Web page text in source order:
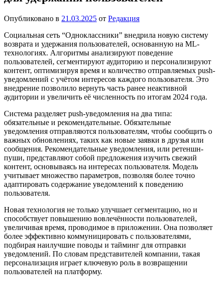
Опубликовано в 21.03.2025 от Редакция
Социальная сеть “Одноклассники” внедрила новую систему
возврата и удержания пользователей, основанную на ML-
технологиях. Алгоритмы анализируют поведение
пользователей, сегментируют аудиторию и персонализируют
контент, оптимизируя время и количество отправляемых push-
уведомлений с учётом интересов каждого пользователя. Это
внедрение позволило вернуть часть ранее неактивной
аудитории и увеличить её численность по итогам 2024 года.
Система разделяет push-уведомления на два типа:
обязательные и рекомендательные. Обязательные
уведомления отправляются пользователям, чтобы сообщить о
важных обновлениях, таких как новые заявки в друзья или
сообщения. Рекомендательные уведомления, или ретеншн-
пуши, представляют собой предложения изучить свежий
контент, основываясь на интересах пользователя. Модель
учитывает множество параметров, позволяя более точно
адаптировать содержание уведомлений к поведению
пользователя.
Новая технология не только улучшает сегментацию, но и
способствует повышению вовлечённости пользователей,
увеличивая время, проводимое в приложении. Она позволяет
более эффективно коммуницировать с пользователями,
подбирая наилучшие поводы и тайминг для отправки
уведомлений. По словам представителей компании, такая
персонализация играет ключевую роль в возвращении
пользователей на платформу.